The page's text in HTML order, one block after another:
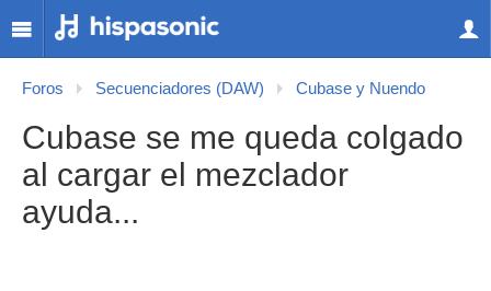
Foros Secuenciadores (DAW) Cubase y Nuendo
Cubase se me queda colgado
al cargar el mezclador
ayuda...